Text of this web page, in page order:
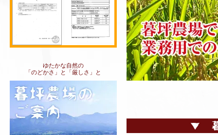
ゆたかな自然の
「のどかさ」と「厳しさ」と